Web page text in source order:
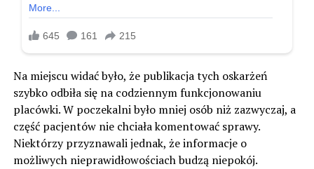
Na miejscu widać było, że publikacja tych oskarżeń
szybko odbiła się na codziennym funkcjonowaniu
placówki. W poczekalni było mniej osób niż zazwyczaj, a
część pacjentów nie chciała komentować sprawy.
Niektórzy przyznawali jednak, że informacje o
możliwych nieprawidłowościach budzą niepokój.